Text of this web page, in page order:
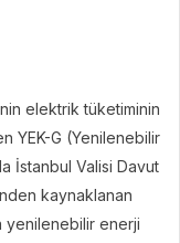
elektrik tüketiminin
YEK-G (Yenilenebilir
İstanbul Valisi Davut
kaynaklanan
yenilenebilir enerji